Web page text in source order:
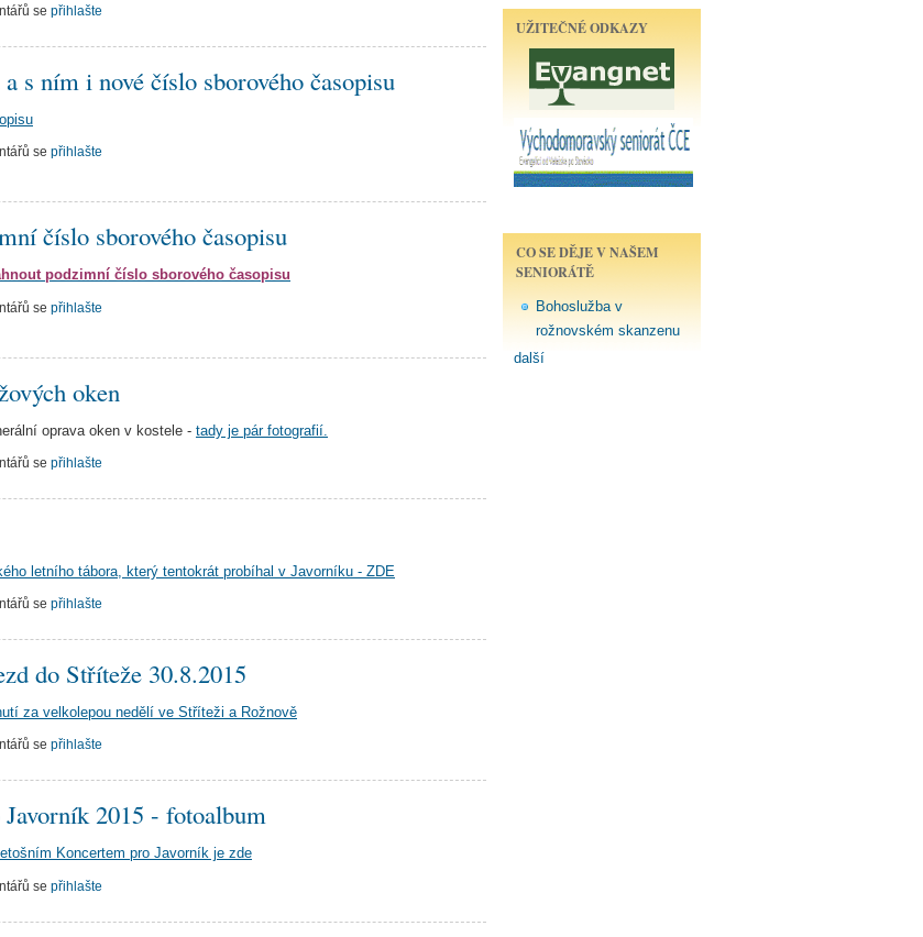
se přihlašte
s ním i nové číslo sborového časopisu
se přihlašte
číslo sborového časopisu
podzimní číslo sborového časopisu
se přihlašte
oken
oprava oken v kostele - tady je pár fotografií.
se přihlašte
letního tábora, který tentokrát probíhal v Javorníku - ZDE
se přihlašte
do Stříteže 30.8.2015
za velkolepou nedělí ve Stříteži a Rožnově
se přihlašte
2015 - fotoalbum
Koncertem pro Javorník je zde
se přihlašte
UŽITEČNÉ ODKAZY
CO SE DĚJE V NAŠEM
SENIORÁTĚ
Bohoslužba v
rožnovském skanzenu
další